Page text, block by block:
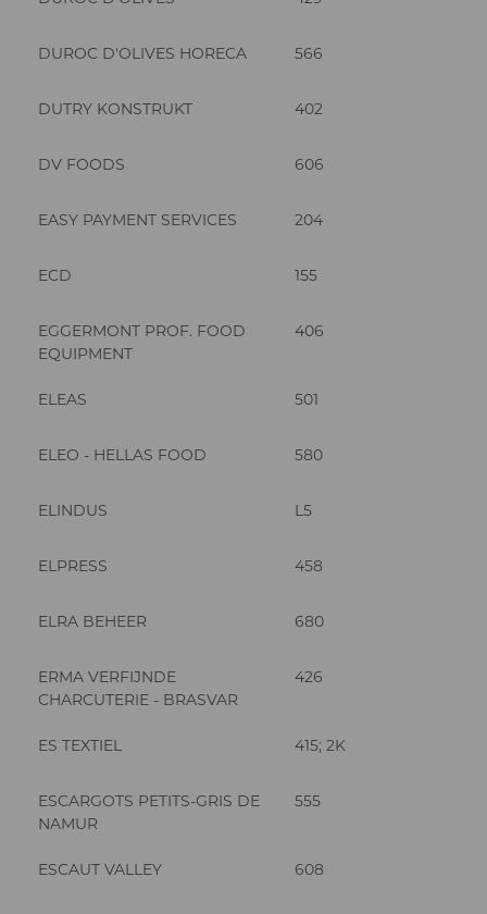
DUROC D'OLIVES HORECA 566
DUTRY KONSTRUKT 402
DV FOODS 606
EASY PAYMENT SERVICES 204
ECD 155
EGGERMONT PROF. FOOD
EQUIPMENT
406
ELEAS 501
ELEO - HELLAS FOOD 580
ELINDUS L5
ELPRESS 458
ELRA BEHEER 680
ERMA VERFIJNDE
CHARCUTERIE - BRASVAR
426
ES TEXTIEL 415; 2K
ESCARGOTS PETITS-GRIS DE
NAMUR
555
ESCAUT VALLEY 608